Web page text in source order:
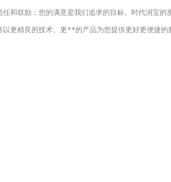
任和鼓励；您的满意是我们追求的目标。时代润宝
以更精良的技术、更**的产品为您提供更好更便